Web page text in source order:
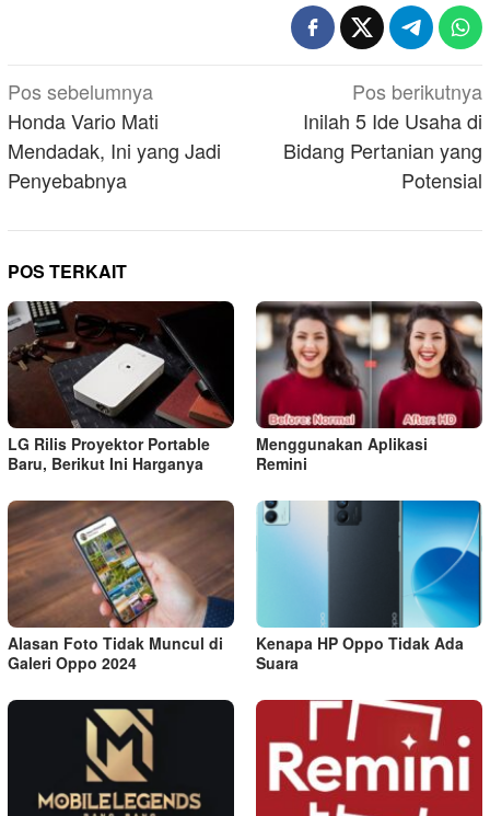
Navigasi
pos
Pos sebelumnya
Honda Vario Mati
Mendadak, Ini yang Jadi
Penyebabnya
Pos berikutnya
Inilah 5 Ide Usaha di
Bidang Pertanian yang
Potensial
POS TERKAIT
LG Rilis Proyektor Portable
Baru, Berikut Ini Harganya
Menggunakan Aplikasi
Remini
Alasan Foto Tidak Muncul di
Galeri Oppo 2024
Kenapa HP Oppo Tidak Ada
Suara